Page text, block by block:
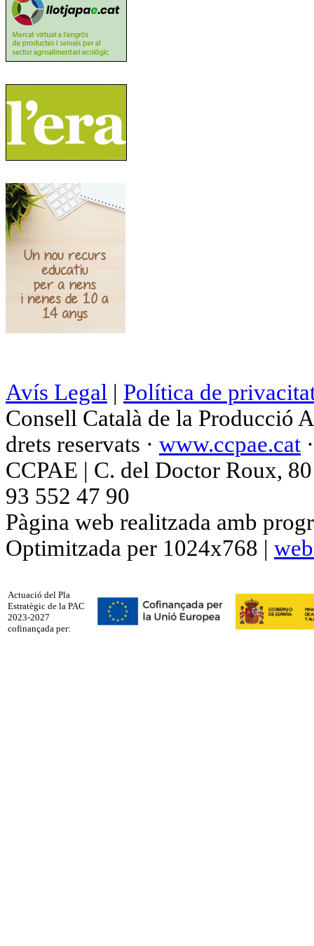
Avís Legal | Política de
Consell Català de la Producció
drets reservats · www.ccpae.cat
CCPAE | C. del Doctor Roux,
93 552 47 90
Pàgina web realitzada amb
Optimitzada per 1024x768 |
Actuació del Pla
Estratègic de la PAC
2023-2027
cofinançada per: